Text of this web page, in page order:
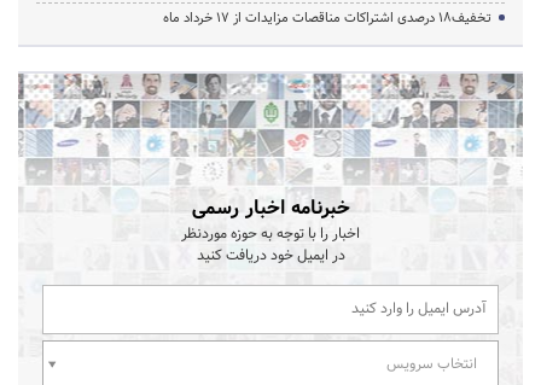
تخفیف‌18 درصدی اشتراکات مناقصات مزایدات از 17 خرداد ماه
خبرنامه اخبار رسمی
اخبار را با توجه به حوزه موردنظر
در ایمیل خود دریافت کنید
انتخاب سرویس